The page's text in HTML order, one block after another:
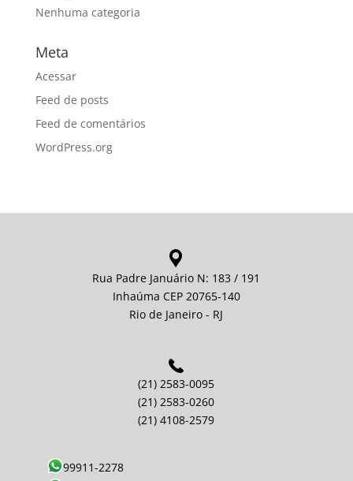
Nenhuma categoria
Meta
Acessar
Feed de posts
Feed de comentários
WordPress.org
Rua Padre Januário N: 183 / 191
Inhaúma CEP 20765-140
Rio de Janeiro - RJ
(21) 2583-0095
(21) 2583-0260
(21) 4108-2579
99911-2278